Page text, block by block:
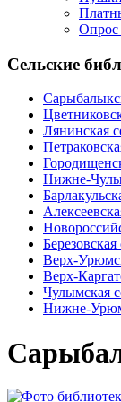
Опрос
Сельские
Лянинская
Нижне-
Верх-
Верх-
Чулымская
Нижне-